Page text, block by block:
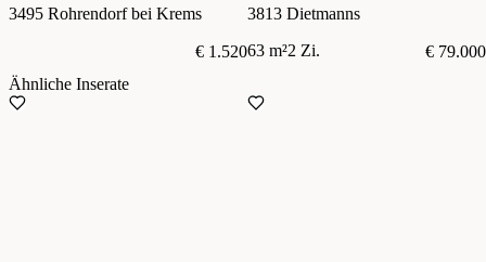
3495 Rohrendorf bei Krems
€ 1.520
3813 Dietmanns
63 m²2 Zi.
€ 79.000
Ähnliche Inserate